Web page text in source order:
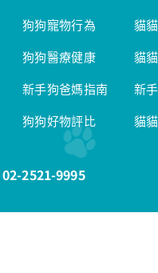
狗狗寵物行為
狗狗醫療健康
新手狗爸媽指南
狗狗好物評比
貓
貓
新
貓
02-2521-9995